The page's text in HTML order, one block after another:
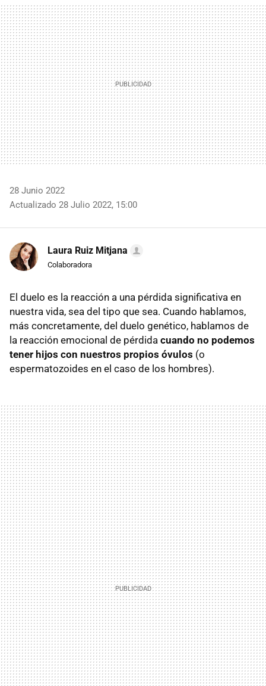
MAIL
28 Junio 2022
Actualizado 28 Julio 2022, 15:00
Laura Ruiz Mitjana
Colaboradora
El duelo es la reacción a una pérdida significativa en
nuestra vida, sea del tipo que sea. Cuando hablamos,
más concretamente, del duelo genético, hablamos de
la reacción emocional de pérdida cuando no podemos
tener hijos con nuestros propios óvulos (o
espermatozoides en el caso de los hombres).